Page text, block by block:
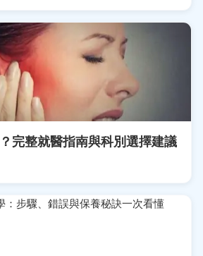
完整就醫指南與科別選擇建議